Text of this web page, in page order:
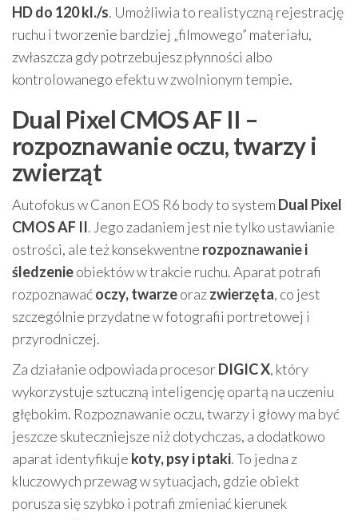
HD do 120 kl./s. Umożliwia to realistyczną rejestrację
ruchu i tworzenie bardziej „filmowego” materiału,
zwłaszcza gdy potrzebujesz płynności albo
kontrolowanego efektu w zwolnionym tempie.
Dual Pixel CMOS AF II –
rozpoznawanie oczu, twarzy i
zwierząt
Autofokus w Canon EOS R6 body to system Dual Pixel
CMOS AF II. Jego zadaniem jest nie tylko ustawianie
ostrości, ale też konsekwentne rozpoznawanie i
śledzenieobiektów w trakcie ruchu. Aparat potrafi
rozpoznawaćoczy, twarzeorazzwierzęta, co jest
szczególnie przydatne w fotografii portretowej i
przyrodniczej.
Za działanie odpowiada procesorDIGIC X, który
wykorzystuje sztuczną inteligencję opartą na uczeniu
głębokim. Rozpoznawanie oczu, twarzy i głowy ma być
jeszcze skuteczniejsze niż dotychczas, a dodatkowo
aparat identyfikuje koty, psy i ptaki. To jedna z
kluczowych przewag w sytuacjach, gdzie obiekt
porusza się szybko i potrafi zmieniać kierunek